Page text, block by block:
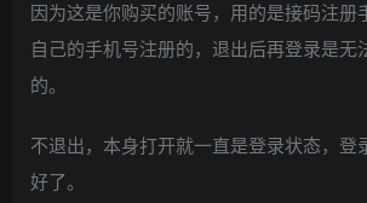
因为这是你购买的账号，用的是接码注册
自己的手机号注册的，退出后再登录是无
的。
不退出，本身打开就一直是登录状态，登
好了。